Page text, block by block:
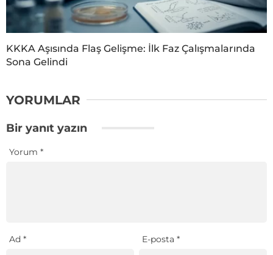
KKKA Aşısında Flaş Gelişme: İlk Faz Çalışmalarında
Sona Gelindi
YORUMLAR
Bir yanıt yazın
Yorum *
Ad * E-posta*